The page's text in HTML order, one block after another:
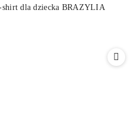
shirt dla dziecka BRAZYLIA